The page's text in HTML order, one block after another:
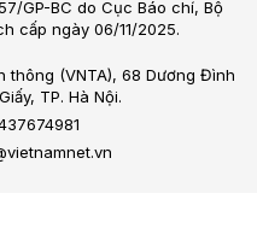
GP-BC do Cục Báo chí, Bộ
cấp ngày 06/11/2025.
thông (VNTA), 68 Dương Đình
TP. Hà Nội.